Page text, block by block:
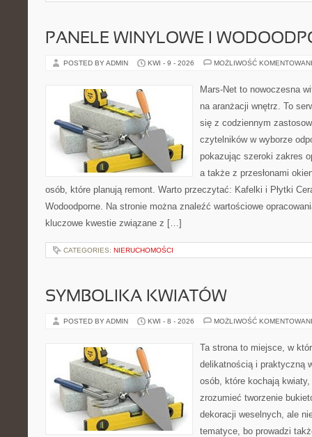
PANELE WINYLOWE I
POSTED BY ADMIN KWI - 9 - 2026 MOŻLIWOŚĆ
Mars-Net to nowoczesna
na aranżacji wnętrz. To
się z codziennym
czytelników w wyborze
pokazując szeroki zakres
a także z przesłonami
osób, które planują remont. Warto przeczytać: Kafelki i Płytki
Wodoodporne. Na stronie można znaleźć wartościowe
kluczowe kwestie związane z […]
CATEGORIES: NIERUCHOMOŚCI
SYMBOLIKA KWIATÓW
POSTED BY ADMIN KWI - 8 - 2026 MOŻLIWOŚĆ
Ta strona to miejsce, w
delikatnością i praktyczną
osób, które kochają
zrozumieć tworzenie
dekoracji weselnych, ale
tematyce, bo prowadzi